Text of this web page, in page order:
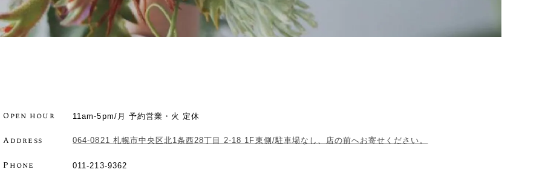
Open hour 11am-5pm/月 予約営業・火 定休
Address 064-0821 札幌市中央区北1条西28丁目 2-18 1F東側/駐車場なし、店の前へお寄せください。
Phone 011-213-9362